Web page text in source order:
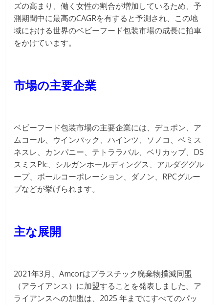
ズの高まり、働く女性の割合が増加しているため、予
測期間中に最高のCAGRを有すると予測され、この地
域における世界のベビーフード包装市場の成長に拍車
をかけています。
市場の主要企業
ベビーフード包装市場の主要企業には、デュポン、ア
ムコール、ウインパック、ハインツ、ソノコ、ベミス
ネスレ、カンパニー、テトララバル、ベリカップ、DS
スミスPlc、シルガンホールディングス、アルダググル
ープ、ボールコーポレーション、ダノン、RPCグルー
プなどが挙げられます。
主な展開
2021年3月、Amcorはプラスチック廃棄物撲滅同盟
（アライアンス）に加盟することを発表しました。ア
ライアンスへの加盟は、2025 年までにすべてのパッ